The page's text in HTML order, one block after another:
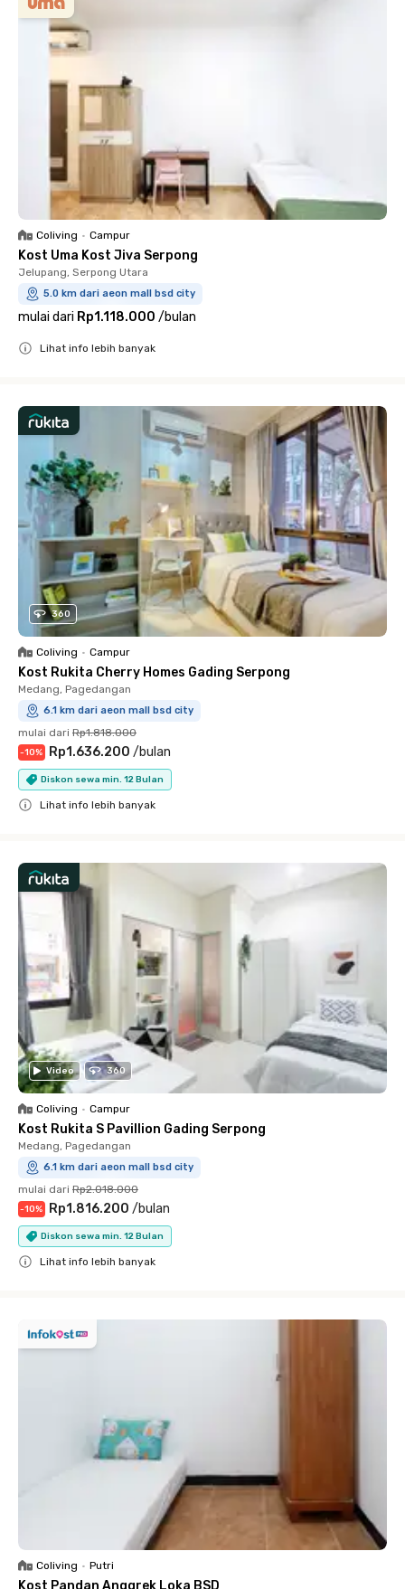
Coliving • Campur
Kost Uma Kost Jiva Serpong
Jelupang, Serpong Utara
5.0 km dari aeon mall bsd city
mulai dari Rp1.118.000 /bulan
Lihat info lebih banyak
360
Coliving • Campur
Kost Rukita Cherry Homes Gading Serpong
Medang, Pagedangan
6.1 km dari aeon mall bsd city
mulai dari Rp1.818.000
-10% Rp1.636.200 /bulan
Diskon sewa min. 12 Bulan
Lihat info lebih banyak
Video 360
Coliving • Campur
Kost Rukita S Pavillion Gading Serpong
Medang, Pagedangan
6.1 km dari aeon mall bsd city
mulai dari Rp2.018.000
-10% Rp1.816.200 /bulan
Diskon sewa min. 12 Bulan
Lihat info lebih banyak
Coliving • Putri
Kost Pandan Anggrek Loka BSD